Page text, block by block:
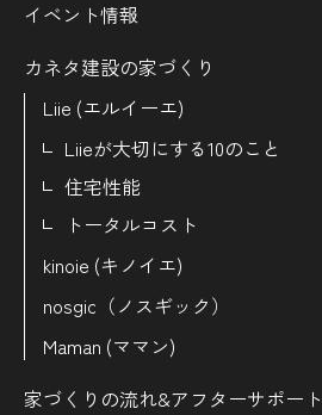
イベント情報
カネタ建設の家づくり
Liie (エルイーエ)
Liieが大切にする10のこと
住宅性能
トータルコスト
kinoie (キノイエ)
nosgic（ノスギック）
Maman (ママン)
家づくりの流れ&アフターサポート